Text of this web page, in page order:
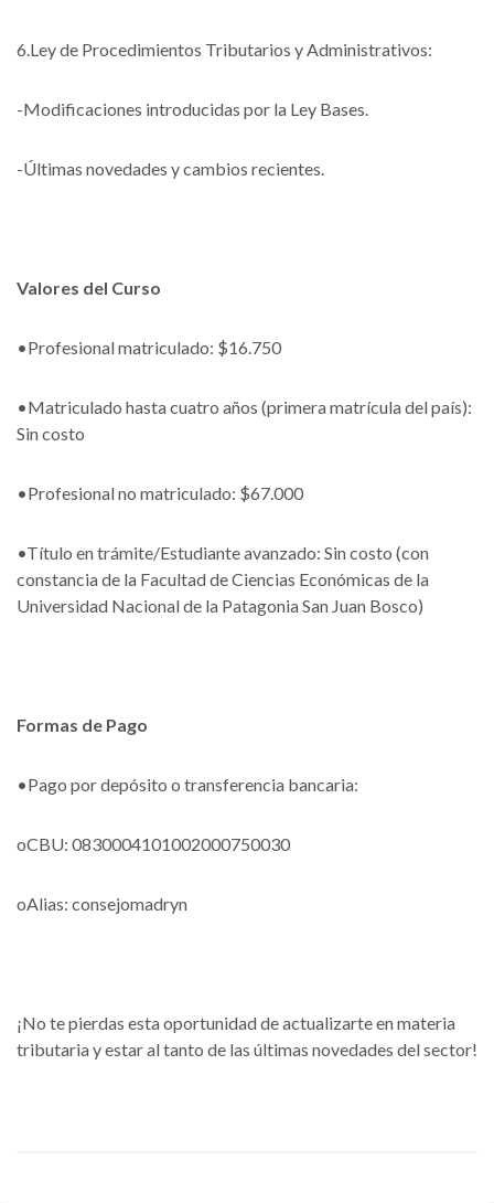
6.Ley de Procedimientos Tributarios y Administrativos:
-Modificaciones introducidas por la Ley Bases.
-Últimas novedades y cambios recientes.
Valores del Curso
•Profesional matriculado: $16.750
•Matriculado hasta cuatro años (primera matrícula del país):
Sin costo
•Profesional no matriculado: $67.000
•Título en trámite/Estudiante avanzado: Sin costo (con
constancia de la Facultad de Ciencias Económicas de la
Universidad Nacional de la Patagonia San Juan Bosco)
Formas de Pago
•Pago por depósito o transferencia bancaria:
oCBU: 0830004101002000750030
oAlias: consejomadryn
¡No te pierdas esta oportunidad de actualizarte en materia
tributaria y estar al tanto de las últimas novedades del sector!